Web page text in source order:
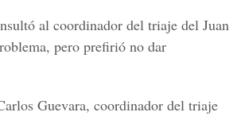
al coordinador del triaje del Juan
pero prefirió no dar
Guevara, coordinador del triaje